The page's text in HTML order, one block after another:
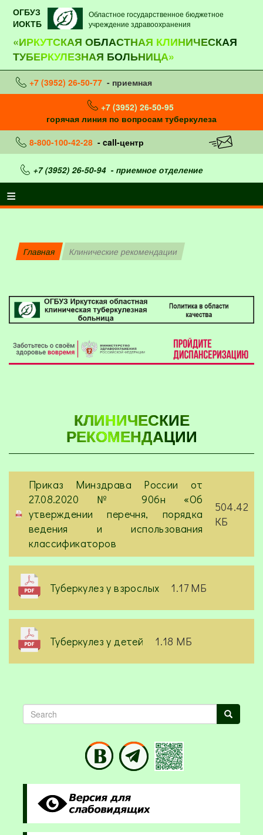
ОГБУЗ
ИОКТБ
Областное государственное бюджетное
учреждение здравоохранения
«ИРКУТСКАЯ ОБЛАСТНАЯ КЛИНИЧЕСКАЯ
ТУБЕРКУЛЕЗНАЯ БОЛЬНИЦА»
+7 (3952) 26-50-77 - приемная
+7 (3952) 26-50-95
горячая линия по вопросам туберкулеза
8-800-100-42-28 - call-центр
+7 (3952) 26-50-94- приемное отделение
Главная Клинические рекомендации
КЛИНИЧЕСКИЕ
РЕКОМЕНДАЦИИ
Приказ Минздрава России от
27.08.2020 № 906н «Об
утверждении перечня, порядка
ведения и использования
классификаторов
504.42
КБ
Туберкулез у взрослых 1.17 МБ
Туберкулез у детей 1.18 МБ
Search Search